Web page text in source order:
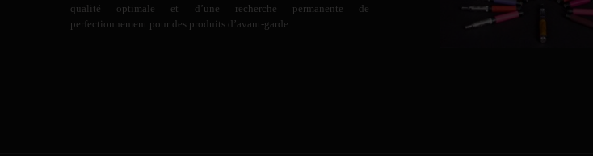
qualité optimale et d’une recherche permanente de
perfectionnement pour des produits d’avant-garde.